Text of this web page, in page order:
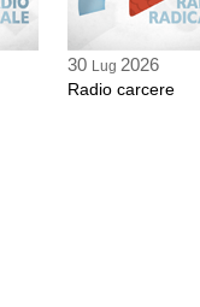
30 Lug 2026
Radio carcere